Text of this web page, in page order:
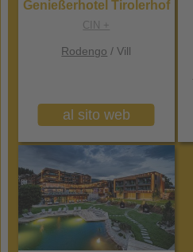
Genießerhotel Tirolerhof
CIN +
Rodengo / Vill
al sito web